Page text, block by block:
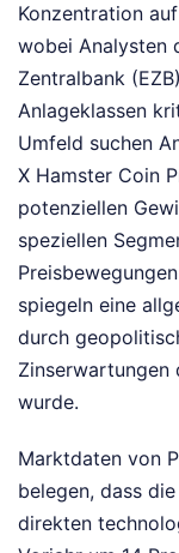
Konzentration
wobei Analysten
Zentralbank
Anlageklassen
Umfeld suchen
X Hamster Coin
potenziellen
speziellen
spiegeln eine
durch
Zinserwartungen
wurde.
Marktdaten von
belegen, dass
direkten